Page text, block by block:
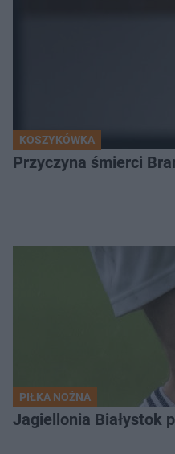
KOSZYKÓWKA
Przyczyna śmierci
PIŁKA NOŻNA
Jagiellonia Białystok